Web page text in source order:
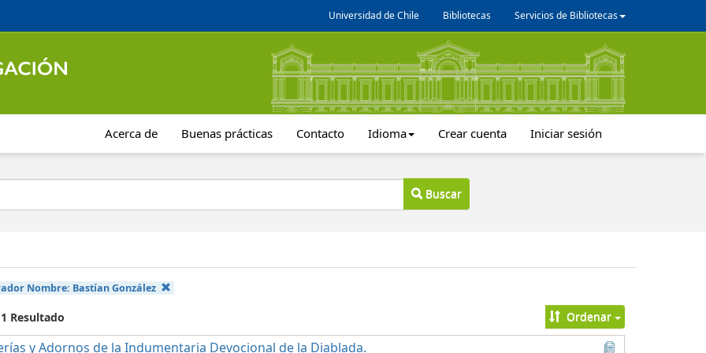
Universidad de Chile Bibliotecas Servicios de Bibliotecas
Acerca de Buenas prácticas Contacto Idioma Crear cuenta Iniciar sesión
Buscar
Nombre: Bastían González
Resultado Ordenar
y Adornos de la Indumentaria Devocional de la Diablada.